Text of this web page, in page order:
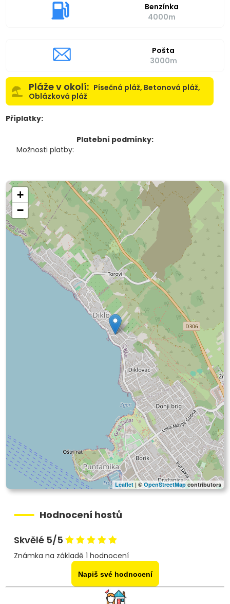
Benzínka
4000m
Pošta
3000m
Pláže v okolí: Písečná pláž, Betonová pláž,
Oblázková pláž
Příplatky:
Platební podmínky:
Možnosti platby:
+
−
Leaflet | ©OpenStreetMapcontributors
Hodnocení hostů
Skvělé 5/5
Známka na základě 1 hodnocení
Napiš své hodnocení